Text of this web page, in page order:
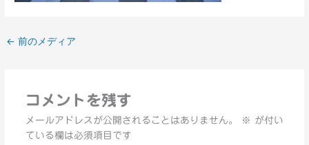
← 前のメディア
コメントを残す
メールアドレスが公開されることはありません。 ※ が付い
ている欄は必須項目です